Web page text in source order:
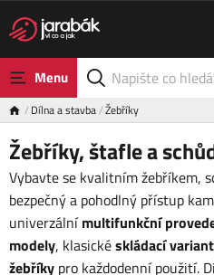
Menu
Dílna a stavba Žebříky
Žebříky, štafle a
Vybavte se kvalitním žebříkem,
bezpečný a pohodlný přístup
univerzálnímultifunkční
modely, klasickéskládací
žebříky pro každodenní použití.